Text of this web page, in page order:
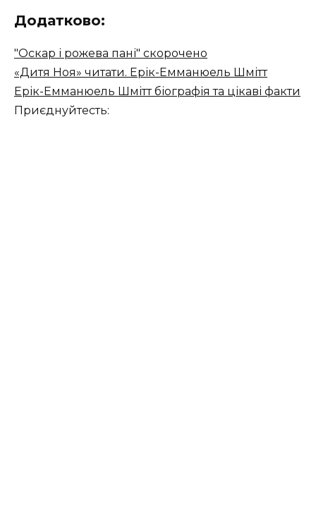
Додатково:
"Оскар і рожева пані" скорочено
«Дитя Ноя» читати. Ерік-Емманюель Шмітт
Ерік-Емманюель Шмітт біографія та цікаві факти
Приєднуйтесть: